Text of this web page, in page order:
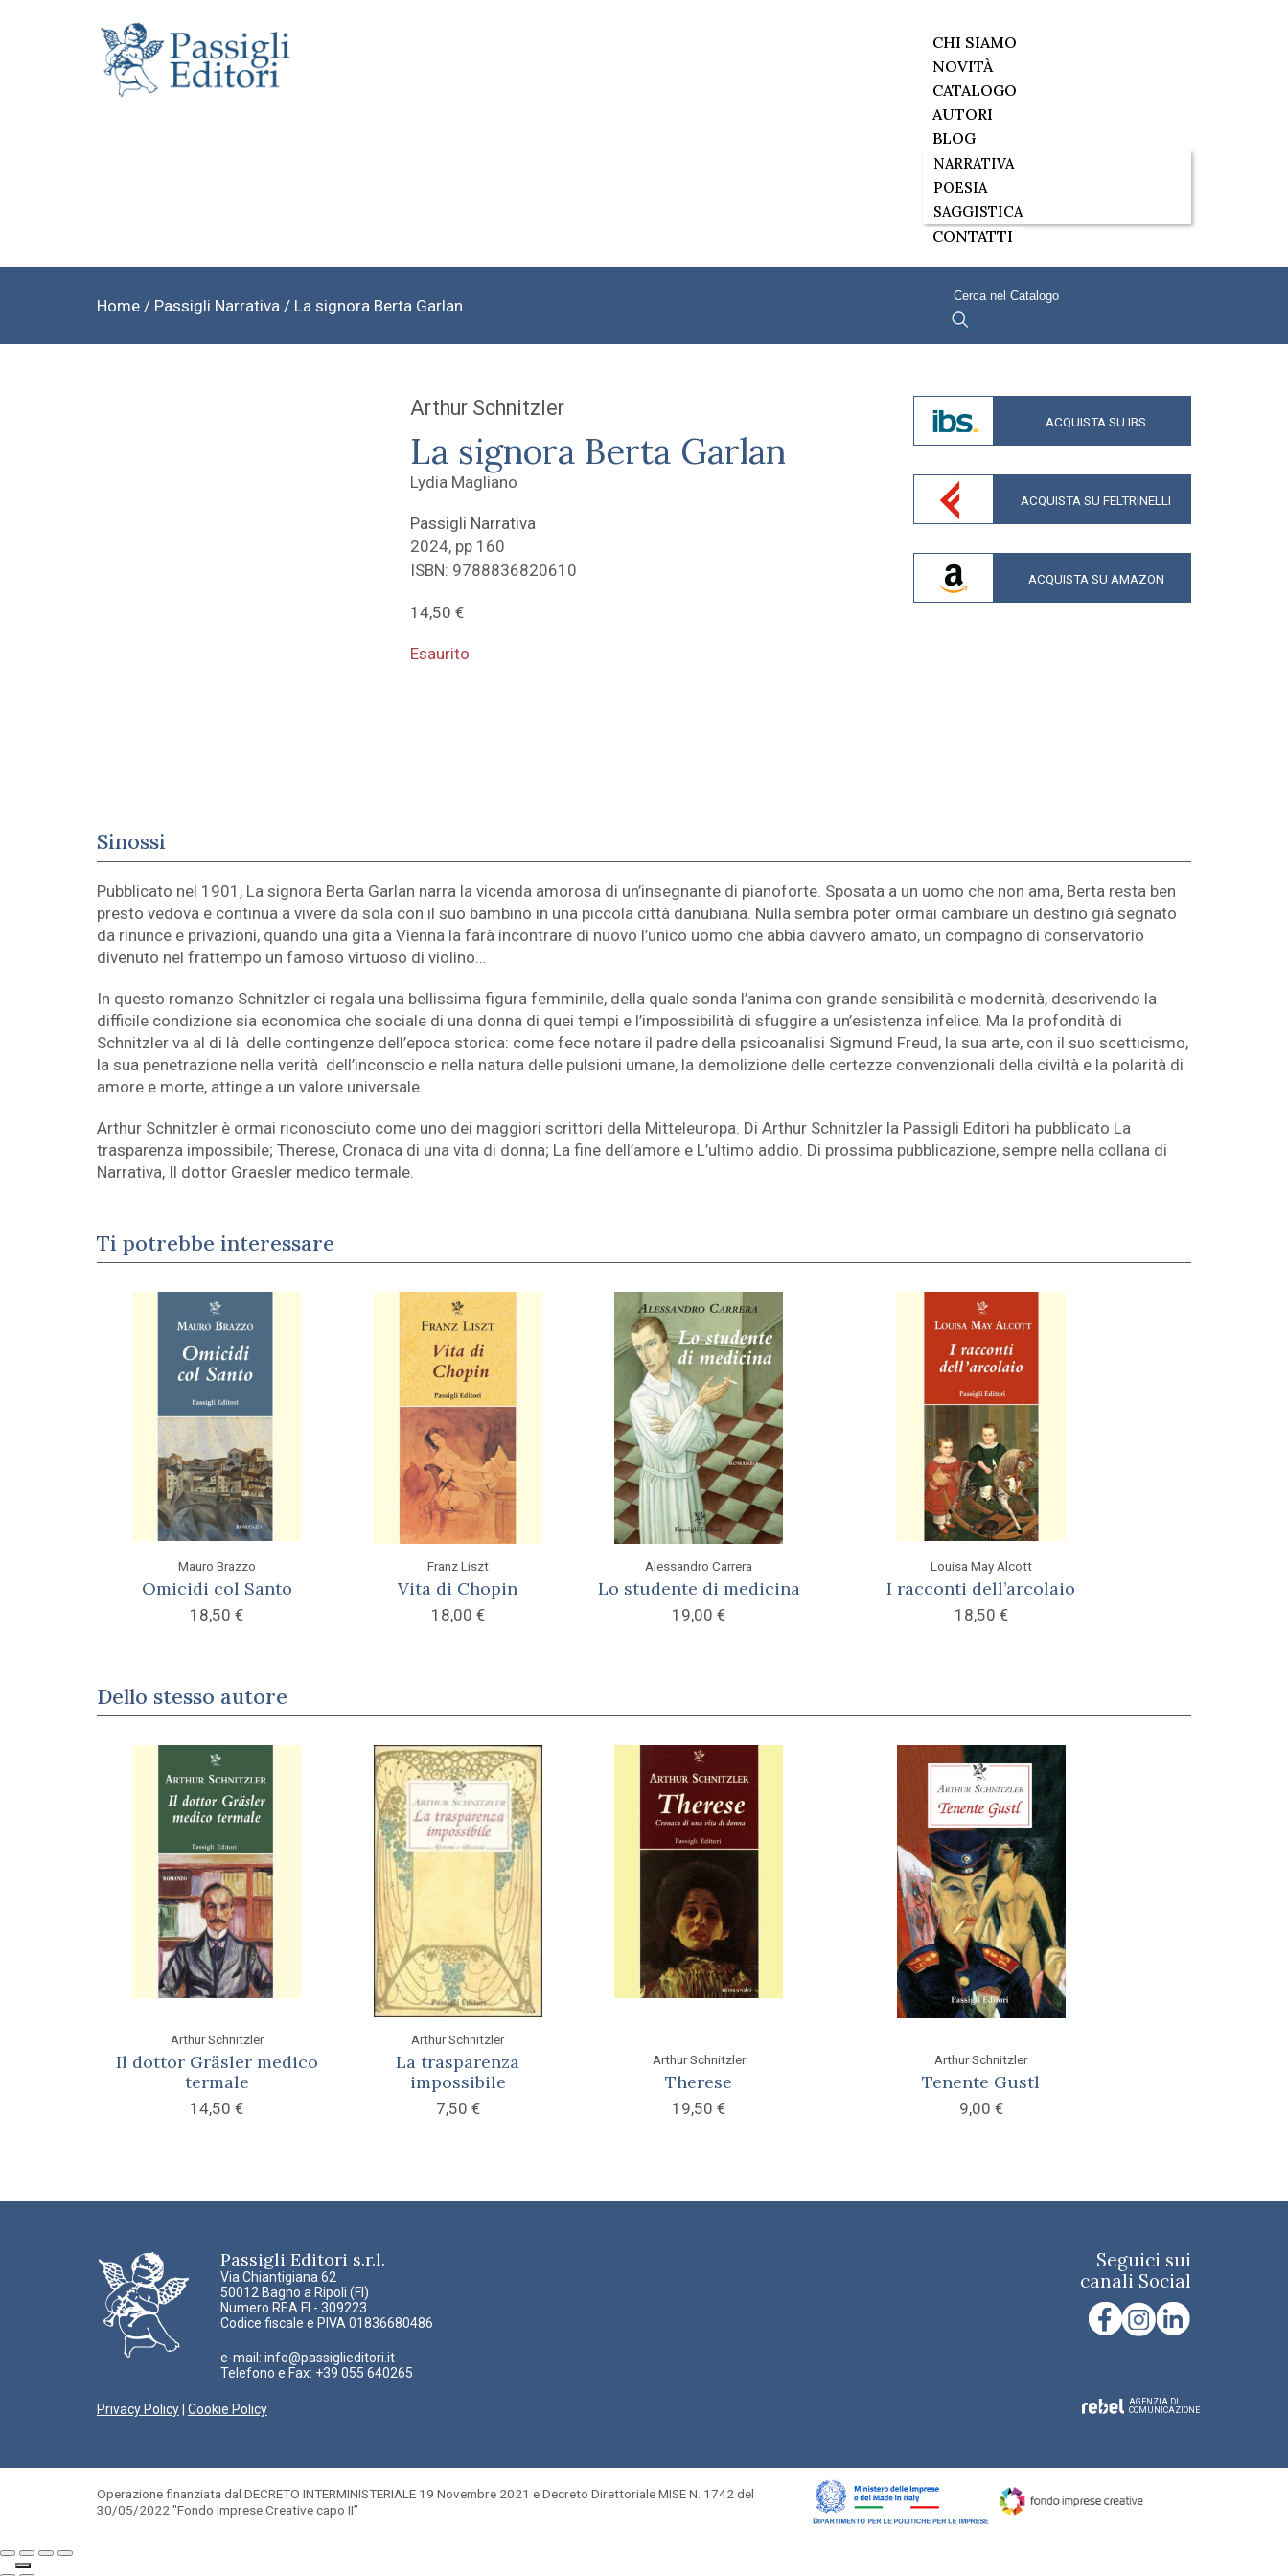
CHI SIAMO
NOVITÀ
CATALOGO
AUTORI
BLOG
NARRATIVA
POESIA
SAGGISTICA
CONTATTI
Home/ Passigli Narrativa / La signora Berta Garlan
Arthur Schnitzler
La signora Berta Garlan
Lydia Magliano
Passigli Narrativa
2024, pp 160
ISBN: 9788836820610
14,50€
Esaurito
ACQUISTA SU IBS
ACQUISTA SU FELTRINELLI
ACQUISTA SU AMAZON
Sinossi
Pubblicato nel 1901, La signora Berta Garlan narra la vicenda amorosa di un’insegnante di pianoforte. Sposata a un uomo che non ama, Berta resta ben
presto vedova e continua a vivere da sola con il suo bambino in una piccola città danubiana. Nulla sembra poter ormai cambiare un destino già segnato
da rinunce e privazioni, quando una gita a Vienna la farà incontrare di nuovo l’unico uomo che abbia davvero amato, un compagno di conservatorio
divenuto nel frattempo un famoso virtuoso di violino…
In questo romanzo Schnitzler ci regala una bellissima figura femminile, della quale sonda l’anima con grande sensibilità e modernità, descrivendo la
difficile condizione sia economica che sociale di una donna di quei tempi e l’impossibilità di sfuggire a un’esistenza infelice. Ma la profondità di
Schnitzler va al di là delle contingenze dell’epoca storica: come fece notare il padre della psicoanalisi Sigmund Freud, la sua arte, con il suo scetticismo,
la sua penetrazione nella verità dell’inconscio e nella natura delle pulsioni umane, la demolizione delle certezze convenzionali della civiltà e la polarità di
amore e morte, attinge a un valore universale.
Arthur Schnitzler è ormai riconosciuto come uno dei maggiori scrittori della Mitteleuropa. Di Arthur Schnitzler la Passigli Editori ha pubblicato La
trasparenza impossibile; Therese, Cronaca di una vita di donna; La fine dell’amore e L’ultimo addio. Di prossima pubblicazione, sempre nella collana di
Narrativa, Il dottor Graesler medico termale.
Ti potrebbe interessare
Mauro Brazzo
Omicidi col Santo
18,50€
Franz Liszt
Vita di Chopin
18,00 €
Alessandro Carrera
Lo studente di medicina
19,00€
Louisa May Alcott
I racconti dell’arcolaio
18,50 €
Dello stesso autore
Arthur Schnitzler
Il dottor Gräsler medico
termale
14,50€
Arthur Schnitzler
La trasparenza
impossibile
7,50 €
Arthur Schnitzler
Therese
19,50€
Arthur Schnitzler
Tenente Gustl
9,00 €
Passigli Editori s.r.l.
Via Chiantigiana 62
50012 Bagno a Ripoli (FI)
Numero REA FI - 309223
Codice fiscale e PIVA 01836680486
e-mail: info@passiglieditori.it
Telefono e Fax: +39 055 640265
Privacy Policy | Cookie Policy
Seguici sui
canali Social
AGENZIA DI
COMUNICAZIONE
Operazione finanziata dal DECRETO INTERMINISTERIALE 19 Novembre 2021 e Decreto Direttoriale MISE N. 1742 del
30/05/2022 "Fondo Imprese Creative capo II”